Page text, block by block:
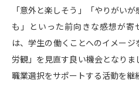
「意外と楽しそう」「やりがい
も」といった前向きな感想が
は、学生の働くことへのイメー
労観」を見直す良い機会となり
職業選択をサポートする活動を継